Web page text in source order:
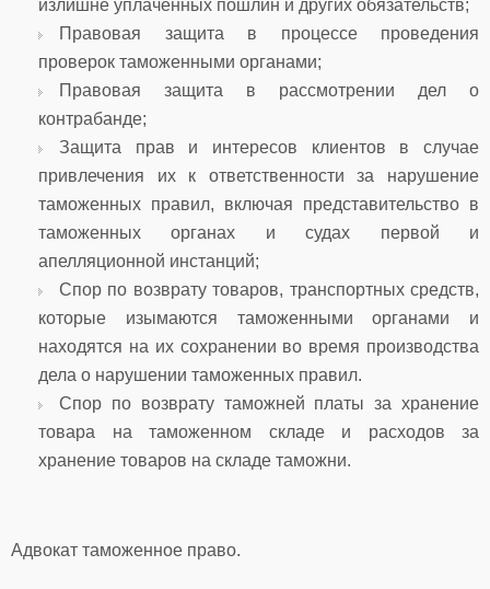
излишне уплаченных пошлин и других обязательств;
Правовая защита в процессе проведения
проверок таможенными органами;
Правовая защита в рассмотрении дел о
контрабанде;
Защита прав и интересов клиентов в случае
привлечения их к ответственности за нарушение
таможенных правил, включая представительство в
таможенных органах и судах первой и
апелляционной инстанций;
Спор по возврату товаров, транспортных средств,
которые изымаются таможенными органами и
находятся на их сохранении во время производства
дела о нарушении таможенных правил.
Спор по возврату таможней платы за хранение
товара на таможенном складе и расходов за
хранение товаров на складе таможни.
Адвокат таможенное право.